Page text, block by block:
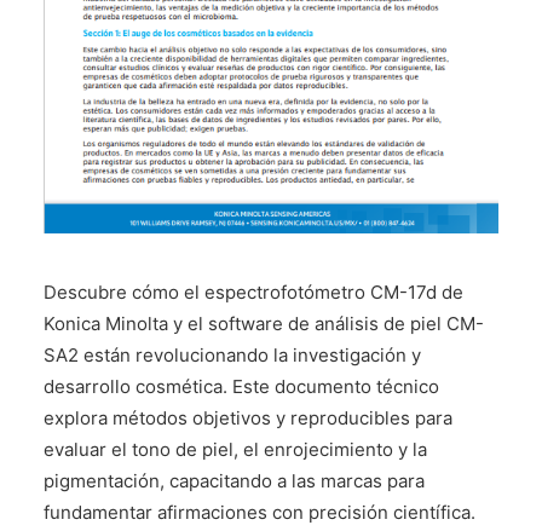
Descubre cómo el espectrofotómetro CM-17d de
Konica Minolta y el software de análisis de piel CM-
SA2 están revolucionando la investigación y
desarrollo cosmética. Este documento técnico
explora métodos objetivos y reproducibles para
evaluar el tono de piel, el enrojecimiento y la
pigmentación, capacitando a las marcas para
fundamentar afirmaciones con precisión científica.